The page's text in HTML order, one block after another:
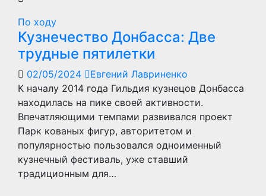
По ходу
Кузнечество Донбасса: Две
трудные пятилетки
02/05/2024
Евгений Лавриненко
К началу 2014 года Гильдия кузнецов Донбасса
находилась на пике своей активности.
Впечатляющими темпами развивался проект
Парк кованых фигур, авторитетом и
популярностью пользовался одноименный
кузнечный фестиваль, уже ставший
традиционным для…